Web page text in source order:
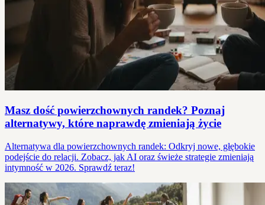
Masz dość powierzchownych randek? Poznaj
alternatywy, które naprawdę zmieniają życie
Alternatywa dla powierzchownych randek: Odkryj nowe, głębokie
podejście do relacji. Zobacz, jak AI oraz świeże strategie zmieniają
intymność w 2026. Sprawdź teraz!